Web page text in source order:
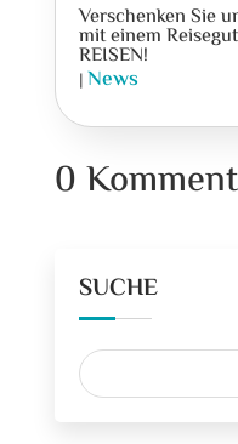
Verschenken Sie
mit einem
REISEN!
|News
0
SUCHE